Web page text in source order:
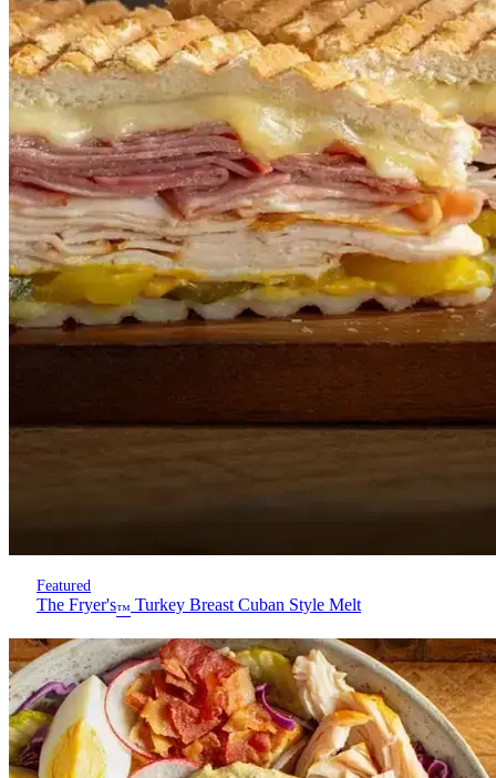
Featured
The Fryer's™ Turkey Breast Cuban Style Melt